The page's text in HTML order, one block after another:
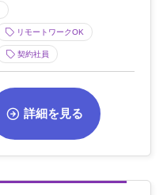
リモートワークOK
契約社員
詳細を見る